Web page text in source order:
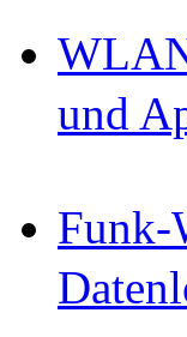
und
Funk-